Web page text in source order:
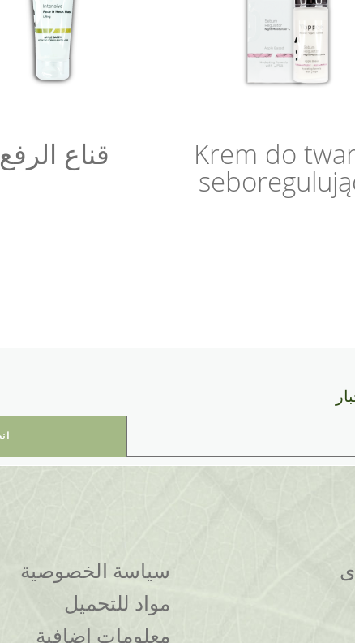
Krem do قناع الرفع
سياسة الخصوصية
مواد للتحميل
معلومات إضافية